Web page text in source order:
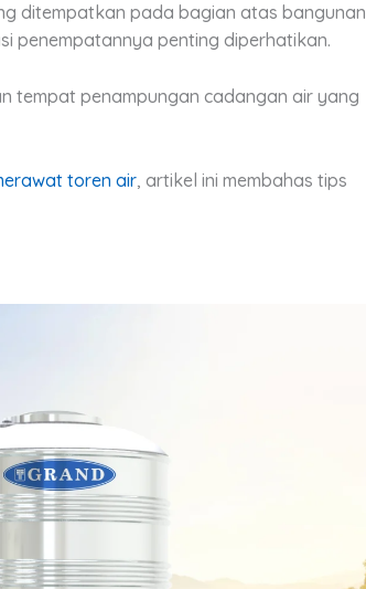
ditempatkan pada bagian atas bangunan
penempatannya penting diperhatikan.
tempat penampungan cadangan air yang
toren air , artikel ini membahas tips